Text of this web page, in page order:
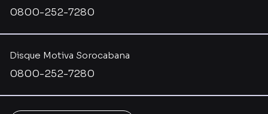
Disque Motiva Sorocabana
0800-252-7280
0800-252-7280